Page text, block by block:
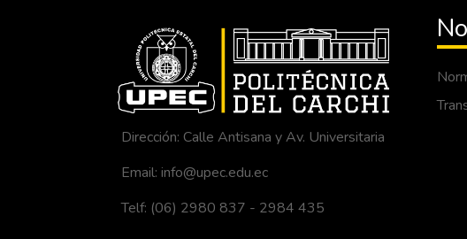
Dirección: Calle Antisana y Av. Universitaria
Email: info@upec.edu.ec
Telf: (06) 2980 837 - 2984 435